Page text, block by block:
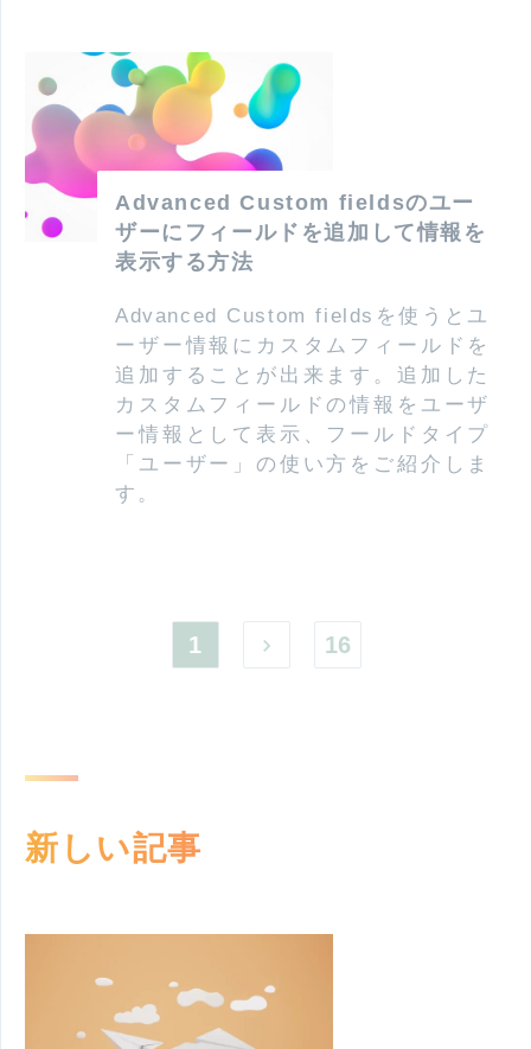
Advanced Custom fieldsのユー
ザーにフィールドを追加して情報を
表示する方法
Advanced Custom fieldsを使うとユ
ーザー情報にカスタムフィールドを
追加することが出来ます。追加した
カスタムフィールドの情報をユーザ
ー情報として表示、フールドタイプ
「ユーザー」の使い方をご紹介しま
す。
1 16
新しい記事